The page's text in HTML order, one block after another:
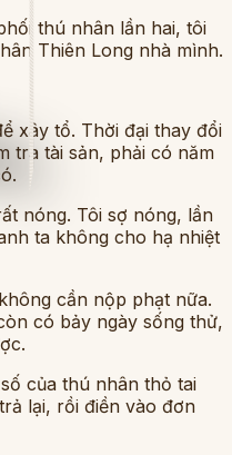
thú nhân lần hai, tôi
Thiên Long nhà mình.
xây tổ. Thời đại thay đổi
tra tài sản, phải có năm
nóng. Tôi sợ nóng, lần
ta không cho hạ nhiệt
cần nộp phạt nữa.
có bảy ngày sống thử,
của thú nhân thỏ tai
lại, rồi điền vào đơn